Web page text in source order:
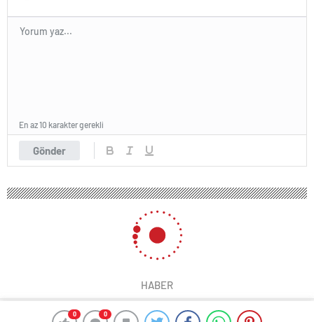
0 0
Gönder
En az 10 karakter gerekli
HABER